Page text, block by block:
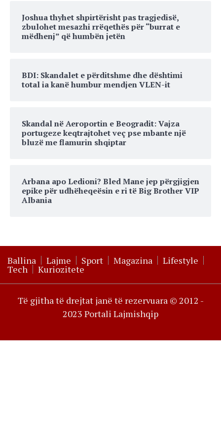
Joshua thyhet shpirtërisht pas tragjedisë,
zbulohet mesazhi rrëqethës për “burrat e
mëdhenj” që humbën jetën
BDI: Skandalet e përditshme dhe dështimi
total ia kanë humbur mendjen VLEN-it
Skandal në Aeroportin e Beogradit: Vajza
portugeze keqtrajtohet veç pse mbante një
bluzë me flamurin shqiptar
Arbana apo Ledioni? Bled Mane jep përgjigjen
epike për udhëheqeësin e ri të Big Brother VIP
Albania
Ballina Lajme Sport Magazina Lifestyle
Tech Kuriozitete
Të gjitha të drejtat janë të rezervuara © 2012 -
2023 Portali Lajmishqip